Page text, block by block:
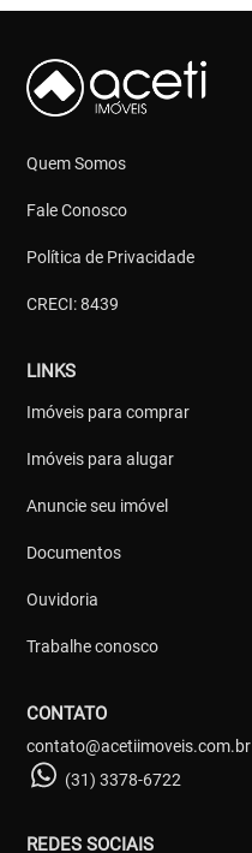
Quem Somos
Fale Conosco
Política de Privacidade
CRECI: 8439
LINKS
Imóveis para comprar
Imóveis para alugar
Anuncie seu imóvel
Documentos
Ouvidoria
Trabalhe conosco
CONTATO
contato@acetiimoveis.com.br
(31) 3378-6722
REDES SOCIAIS